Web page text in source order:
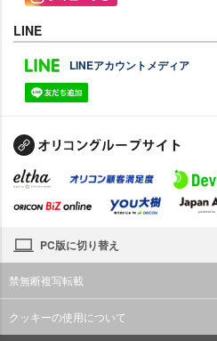
LINE
LINEアカウントメディア
PC版に切り替え
禁無断複写転載
クッキーの使用について